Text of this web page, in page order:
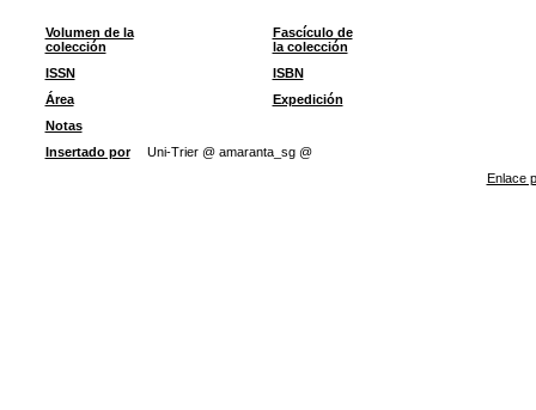
Volumen de la
colección
Fascículo de
la colección
ISSN
ISBN
Área
Expedición
Notas
Insertado por
Uni-Trier @ amaranta_sg @
Enlace